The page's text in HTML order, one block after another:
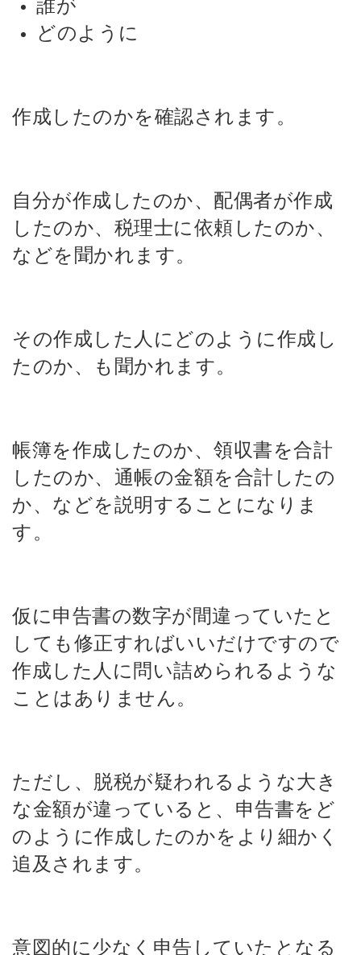
どのように
作成したのかを確認されます。
自分が作成したのか、配偶者が作成
したのか、税理士に依頼したのか、
などを聞かれます。
その作成した人にどのように作成し
たのか、も聞かれます。
帳簿を作成したのか、 領収書を合計
したのか、 通帳の金額を合計したの
か、 などを説明することになりま
す。
仮に申告書の数字が間違っていたと
しても修正すればいいだけですので
作成した人に問い詰められるような
ことはありません。
ただし、脱税が疑われるような大き
な金額が違っていると、申告書をど
のように作成したのかをより細かく
追及されます。
意図的に少なく申告していたとなる